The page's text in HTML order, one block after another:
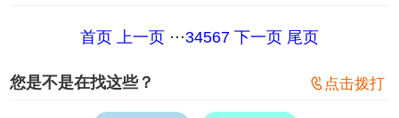
首页 上一页 ···34567 下一页 尾页
您是不是在找这些？  点击拨打